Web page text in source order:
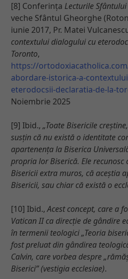
[8] Conferința Lecturile
veche Sfântul Gheorghe
iunie 2017, Pr. Matei
contextului dialogului cu
Toronto,
https://
abordare-istorica-a-
eterodocsii-declaratia-de-la-
Noiembrie 2025
[9] Ibid.,„Toate Bisericile
susțin că nu există o identitate
apartenența la Biserica
propria lor Biserică. Ele
Bisericii extra muros, că aceștia
Bisericii, sau chiar că există o
[10] Ibid.,Acest concept, care a
Vatican II ca direcție de gândire
în termenii teologici „Teoria
fost preluat din gândirea
Calvin, care vorbea despre
Biserici” (vestigia ecclesiae).